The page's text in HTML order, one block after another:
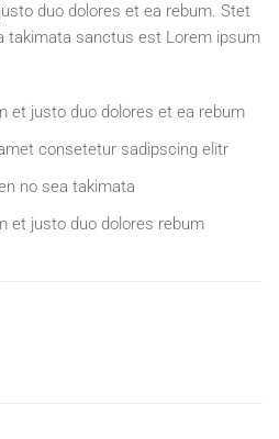
duo dolores et ea rebum. Stet
takimata sanctus est Lorem ipsum
et justo duo dolores et ea rebum
consetetur sadipscing elitr
no sea takimata
et justo duo dolores rebum